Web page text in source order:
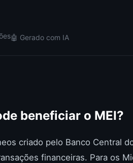
🤖 Gerado com IA
beneficiar o MEI?
criado pelo Banco Central
financeiras. Para os